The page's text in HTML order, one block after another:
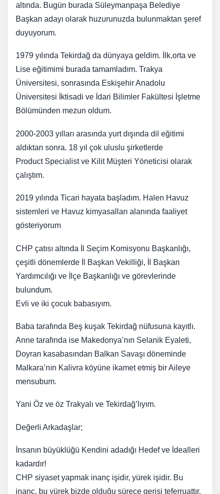
altında. Bugün burada Süleymanpaşa Belediye
Başkan adayı olarak huzurunuzda bulunmaktan şeref
duyuyorum.
1979 yılında Tekirdağ da dünyaya geldim. İlk,orta ve
Lise eğitimimi burada tamamladım. Trakya
Üniversitesi, sonrasında Eskişehir Anadolu
Üniversitesi İktisadi ve İdari Bilimler Fakültesi İşletme
Bölümünden mezun oldum.
​2000-2003 yılları arasında yurt dışında dil eğitimi
aldıktan sonra. 18 yıl çok uluslu şirketlerde
Product Specialist ve Kilit Müşteri Yöneticisi olarak
çalıştım.
2019 yılında Ticari hayata başladım. Halen Havuz
sistemleri ve Havuz kimyasalları alanında faaliyet
gösteriyorum
​CHP çatısı altında İl Seçim Komisyonu Başkanlığı,
çeşitli dönemlerde İl Başkan Vekilliği, İl Başkan
Yardımcılığı ve İlçe Başkanlığı ve görevlerinde
bulundum.
​Evli ve iki çocuk babasıyım.
Baba tarafında Beş kuşak Tekirdağ nüfusuna kayıtlı.
Anne tarafında ise Makedonya’nın Selanik Eyaleti,
Doyran kasabasından Balkan Savaşı döneminde
Malkara’nın Kalivra köyüne ikamet etmiş bir Aileye
mensubum.
Yani Öz ve öz Trakyalı ve Tekirdağ’lıyım.
Değerli Arkadaşlar;
İnsanın büyüklüğü Kendini adadığı Hedef ve İdealleri
kadardır!
CHP siyaset yapmak inanç işidir, yürek işidir. Bu
inanç, bu yürek bizde olduğu sürece gerisi teferruattır.